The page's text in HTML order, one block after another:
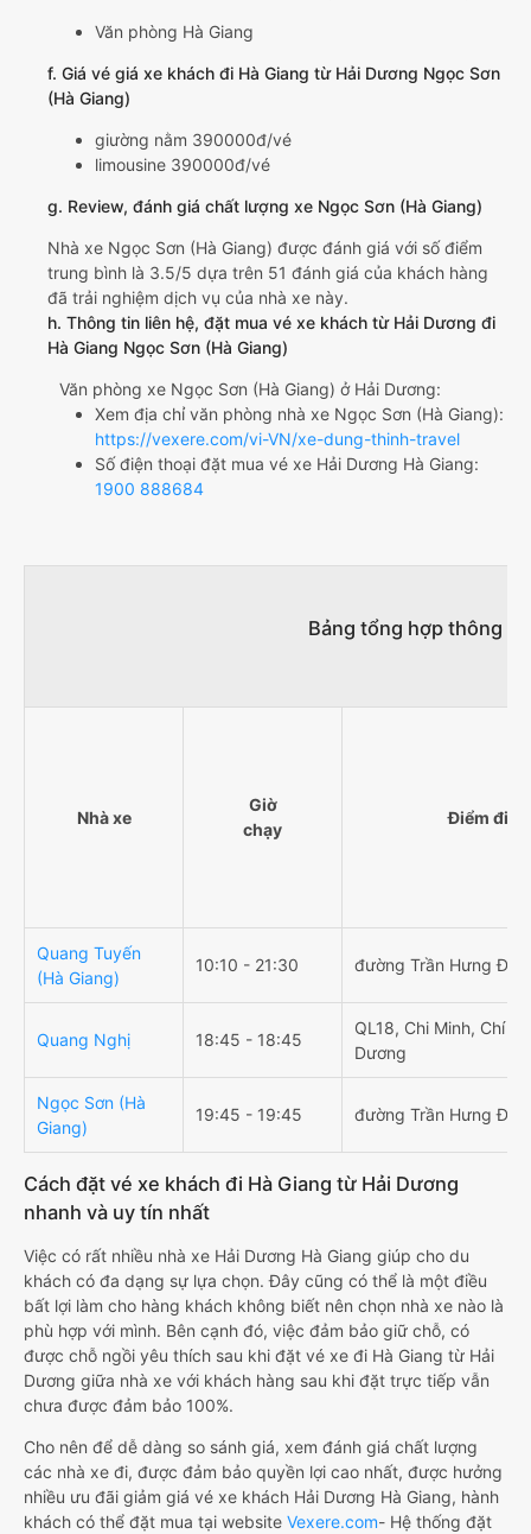
Văn phòng Hà Giang
f. Giá vé giá xe khách đi Hà Giang từ Hải Dương Ngọc Sơn
(Hà Giang)
giường nằm 390000đ/vé
limousine 390000đ/vé
g. Review, đánh giá chất lượng xe Ngọc Sơn (Hà Giang)
Nhà xe Ngọc Sơn (Hà Giang) được đánh giá với số điểm
trung bình là 3.5/5 dựa trên 51 đánh giá của khách hàng
đã trải nghiệm dịch vụ của nhà xe này.
h. Thông tin liên hệ, đặt mua vé xe khách từ Hải Dương đi
Hà Giang Ngọc Sơn (Hà Giang)
Văn phòng xe Ngọc Sơn (Hà Giang) ở Hải Dương:
Xem địa chỉ văn phòng nhà xe Ngọc Sơn (Hà Giang):
https://vexere.com/vi-VN/xe-dung-thinh-travel
Số điện thoại đặt mua vé xe Hải Dương Hà Giang:
1900 888684
Bảng tổng hợp thông
Nhà xe
Giờ
chạy
Điểm đi
Quang Tuyến
(Hà Giang)
10:10 - 21:30 đường Trần Hưng Đạo
Quang Nghị 18:45 - 18:45
QL18, Chi Minh, Chí
Dương
Ngọc Sơn (Hà
Giang)
19:45 - 19:45 đường Trần Hưng Đạo
Cách đặt vé xe khách đi Hà Giang từ Hải Dương
nhanh và uy tín nhất
Việc có rất nhiều nhà xe Hải Dương Hà Giang giúp cho du
khách có đa dạng sự lựa chọn. Đây cũng có thể là một điều
bất lợi làm cho hàng khách không biết nên chọn nhà xe nào là
phù hợp với mình. Bên cạnh đó, việc đảm bảo giữ chỗ, có
được chỗ ngồi yêu thích sau khi đặt vé xe đi Hà Giang từ Hải
Dương giữa nhà xe với khách hàng sau khi đặt trực tiếp vẫn
chưa được đảm bảo 100%.
Cho nên để dễ dàng so sánh giá, xem đánh giá chất lượng
các nhà xe đi, được đảm bảo quyền lợi cao nhất, được hưởng
nhiều ưu đãi giảm giá vé xe khách Hải Dương Hà Giang, hành
khách có thể đặt mua tại website Vexere.com- Hệ thống đặt